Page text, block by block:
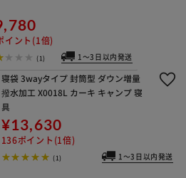
97ポイント(1倍)
寝袋 3wayタイプ 封筒型 ダウン増量
撥水加工 X0018L カーキ キャンプ 寝
具
¥13,630